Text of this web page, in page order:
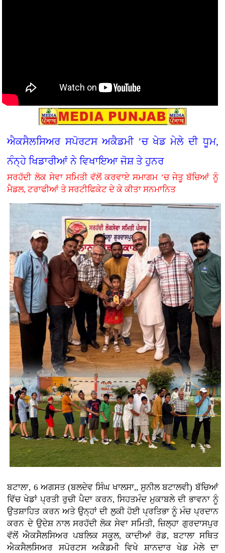
ਐਕਸੈਲਸਿਅਰ ਸਪੋਰਟਸ ਅਕੈਡਮੀ ’ਚ ਖੇਡ ਮੇਲੇ ਦੀ ਧੂਮ,
ਨੰਨ੍ਹੇ ਖਿਡਾਰੀਆਂ ਨੇ ਵਿਖਾਇਆ ਜੋਸ਼ ਤੇ ਹੁਨਰ
ਸਰਹੱਦੀ ਲੋਕ ਸੇਵਾ ਸਮਿਤੀ ਵੱਲੋਂ ਕਰਵਾਏ ਸਮਾਗਮ ’ਚ ਜੇਤੂ ਬੱਚਿਆਂ ਨੂੰ
ਮੈਡਲ, ਟਰਾਫੀਆਂ ਤੇ ਸਰਟੀਫਿਕੇਟ ਦੇ ਕੇ ਕੀਤਾ ਸਨਮਾਨਿਤ
ਬਟਾਲਾ, 6 ਅਗਸਤ (ਬਲਦੇਵ ਸਿੰਘ ਖਾਲਸਾ,, ਸੁਨੀਲ ਬਟਾਲਵੀ) ਬੱਚਿਆਂ
ਵਿੱਚ ਖੇਡਾਂ ਪ੍ਰਤੀ ਰੁਚੀ ਪੈਦਾ ਕਰਨ, ਸਿਹਤਮੰਦ ਮੁਕਾਬਲੇ ਦੀ ਭਾਵਨਾ ਨੂੰ
ਉਤਸ਼ਾਹਿਤ ਕਰਨ ਅਤੇ ਉਨ੍ਹਾਂ ਦੀ ਲੁਕੀ ਹੋਈ ਪ੍ਰਤਿਭਾ ਨੂੰ ਮੰਚ ਪ੍ਰਦਾਨ
ਕਰਨ ਦੇ ਉਦੇਸ਼ ਨਾਲ ਸਰਹੱਦੀ ਲੋਕ ਸੇਵਾ ਸਮਿਤੀ, ਜ਼ਿਲ੍ਹਾ ਗੁਰਦਾਸਪੁਰ
ਵੱਲੋਂ ਐਕਸੈਲਸਿਅਰ ਪਬਲਿਕ ਸਕੂਲ, ਕਾਦੀਆਂ ਰੋਡ, ਬਟਾਲਾ ਸਥਿਤ
ਐਕਸੈਲਸਿਅਰ ਸਪੋਰਟਸ ਅਕੈਡਮੀ ਵਿਖੇ ਸ਼ਾਨਦਾਰ ਖੇਡ ਮੇਲੇ ਦਾ